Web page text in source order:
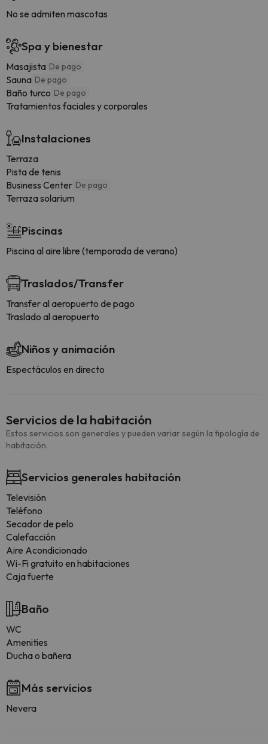
No se admiten mascotas
Spa y bienestar
Masajista De pago
Sauna De pago
Baño turco De pago
Tratamientos faciales y corporales
Instalaciones
Terraza
Pista de tenis
Business Center De pago
Terraza solarium
Piscinas
Piscina al aire libre (temporada de verano)
Traslados/Transfer
Transfer al aeropuerto de pago
Traslado al aeropuerto
Niños y animación
Espectáculos en directo
Servicios de la habitación
Estos servicios son generales y pueden variar según la tipología de
habitación.
Servicios generales habitación
Televisión
Teléfono
Secador de pelo
Calefacción
Aire Acondicionado
Wi-Fi gratuito en habitaciones
Caja fuerte
Baño
WC
Amenities
Ducha o bañera
Más servicios
Nevera